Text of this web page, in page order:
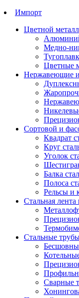
Импорт
Цветной металл
Медно-
Цветные
Нержавеющие
Сортовой и
Квадрат
Круг
Уголок
Балка
Полоса
Рельсы и
Стальная лента
Стальные
Сварные